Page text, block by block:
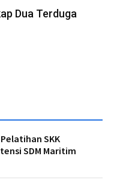
Dua Terduga
SKK
SDM Maritim